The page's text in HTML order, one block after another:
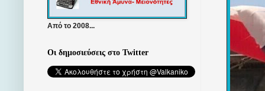
Από το 2008...
Οι δημοσιεύσεις στο Twitter